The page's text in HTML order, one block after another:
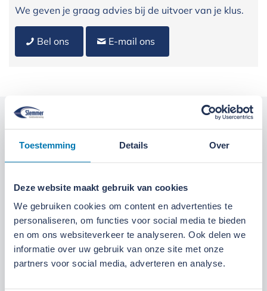
Toestemming Details Over
Deze website maakt gebruik van cookies
We gebruiken cookies om content en advertenties te
personaliseren, om functies voor social media te bieden
en om ons websiteverkeer te analyseren. Ook delen we
informatie over uw gebruik van onze site met onze
partners voor social media, adverteren en analyse.
We geven je graag advies bij de uitvoer van je klus.
Bel ons E-mail ons
Kom langs bij onze locaties
We zijn gevestigd aan deBroeksteeg 1 in Ede
Maandag t/m zaterdag open. Bereikbaar via0318-
265555.Bekijk deze locatie.
07:00 tot 17:30 uur Maandag t/m vrijdag